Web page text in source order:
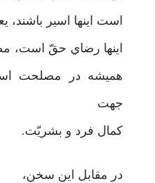
است اينها اسير باشند،
اينها رضاي حقّ
هميشه در مصلحت
جهت
كمال فرد و بشريّت.
در مقابل اين سخن،